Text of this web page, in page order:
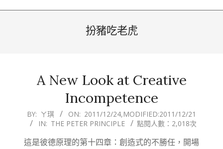
扮豬吃老虎
A New Look at Creative
Incompetence
2011-
12-
24
BY: ㄚ琪 ON: 2011/12/24,MODIFIED:2011/12/21
IN: THE PETER PRINCIPLE 點閱人數：2,018次
這是彼德原理的第十四章：創造式的不勝任，開場